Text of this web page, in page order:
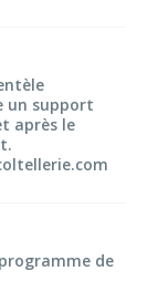
un support
après le
de